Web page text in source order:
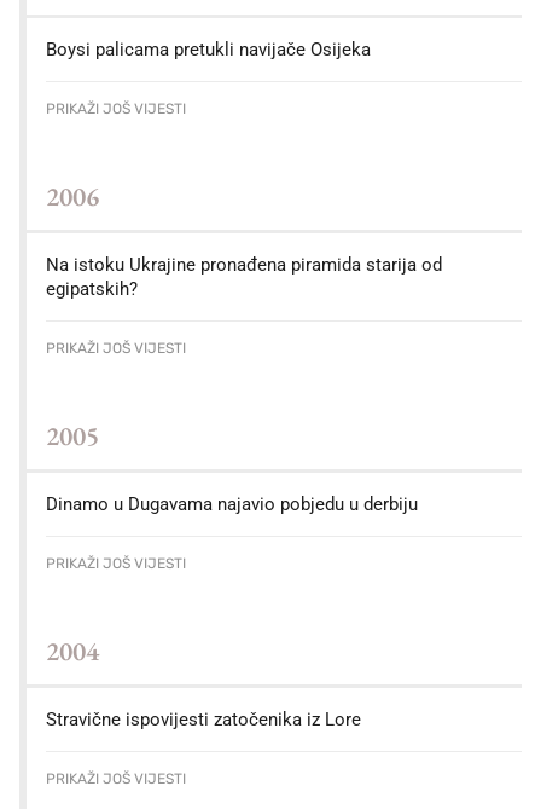
Boysi palicama pretukli navijače Osijeka
PRIKAŽI JOŠ VIJESTI
2006
Na istoku Ukrajine pronađena piramida starija od
egipatskih?
PRIKAŽI JOŠ VIJESTI
2005
Dinamo u Dugavama najavio pobjedu u derbiju
PRIKAŽI JOŠ VIJESTI
2004
Stravične ispovijesti zatočenika iz Lore
PRIKAŽI JOŠ VIJESTI